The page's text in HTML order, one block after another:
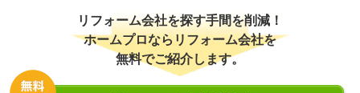
リフォーム会社を探す手間を削減！
ホームプロならリフォーム会社を
無料でご紹介します。